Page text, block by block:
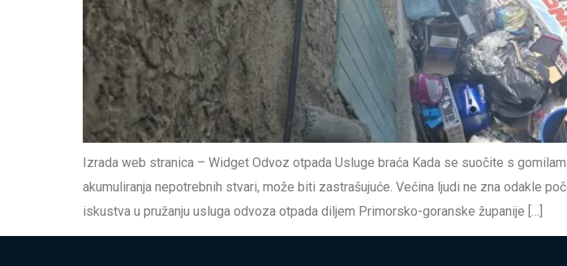
Izrada web stranica – Widget Odvoz otpada Usluge braća Kada se suočite s
akumuliranja nepotrebnih stvari, može biti zastrašujuće. Većina ljudi ne zna odakle
iskustva u pružanju usluga odvoza otpada diljem Primorsko-goranske županije […]